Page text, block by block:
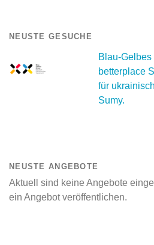
NEUSTE GESUCHE
Blau-
betterplace
für
Sumy.
NEUSTE ANGEBOTE
Aktuell sind keine Angebote
ein Angebot veröffentlichen.